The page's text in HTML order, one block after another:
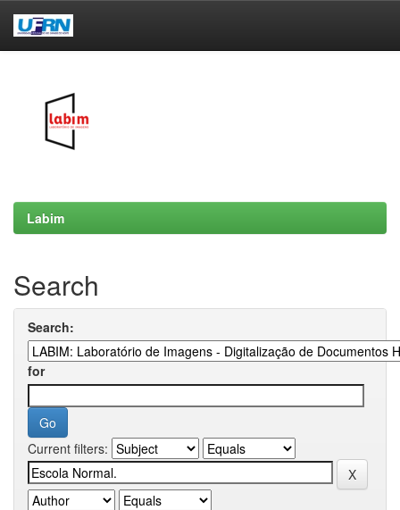
Labim
Search
Search:
for
Current filters: